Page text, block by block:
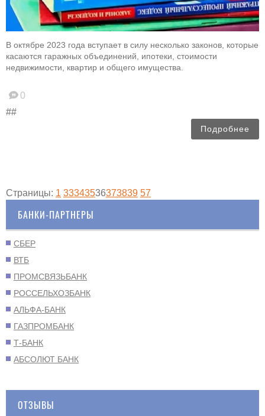
БАНКИ-ПАРТНЕРЫ
СБЕР
ВТБ
ПРОМСВЯЗЬБАНК
РОССЕЛЬХОЗБАНК
АЛЬФА-БАНК
ГАЗПРОМБАНК
Т-БАНК
АБСОЛЮТ БАНК
ОТЗЫВЫ
В октябре 2023 года вступает в силу несколько законов, которые
касаются гаражных объединений, ипотеки, стоимости
недвижимости, квартир и общего имущества.
0
##
Подробнее
Страницы: 1 33343536373839 57